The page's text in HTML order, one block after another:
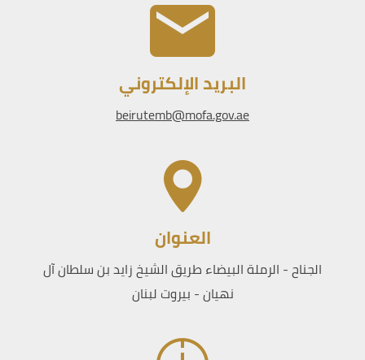
البريد الإلكتروني
beirutemb@mofa.gov.ae
العنوان
الجناح - الرملة البيضاء طريق الشيخ زايد بن سلطان آل
نهيان - بيروت لبنان